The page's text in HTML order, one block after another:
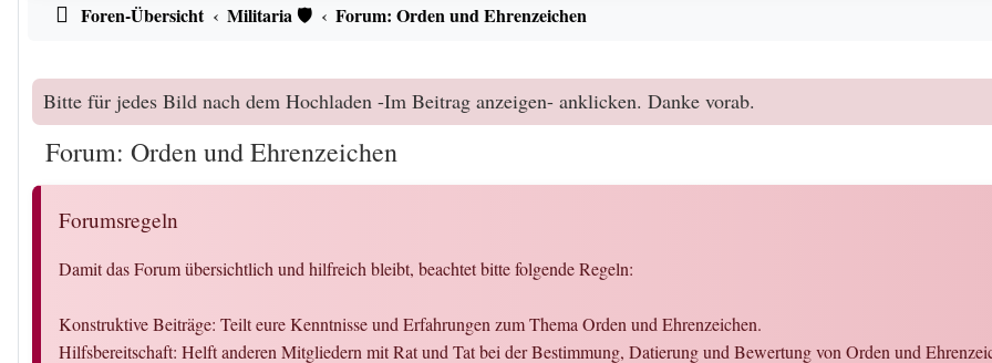
Foren-Übersicht Militaria 🛡️ Forum: Orden und Ehrenzeichen
Bitte für jedes Bild nach dem Hochladen -Im Beitrag anzeigen- anklicken. Danke vorab.
Forum: Orden und Ehrenzeichen
Forumsregeln
Damit das Forum übersichtlich und hilfreich bleibt, beachtet bitte folgende Regeln:
Konstruktive Beiträge: Teilt eure Kenntnisse und Erfahrungen zum Thema Orden und Ehrenzeichen.
Hilfsbereitschaft: Helft anderen Mitgliedern mit Rat und Tat bei der Bestimmung, Datierung und Bewertung von Orden und